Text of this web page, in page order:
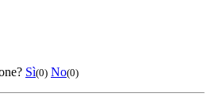
Sì(0) No(0)